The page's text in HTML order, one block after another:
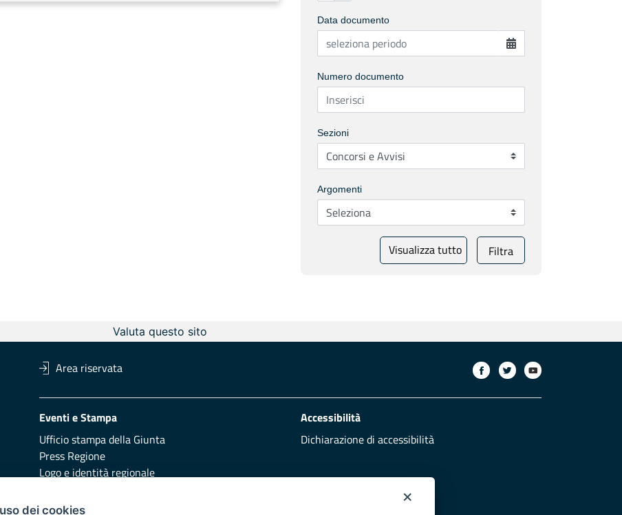
Data documento
Numero documento
Sezioni
Argomenti
Visualizza tutto Filtra
Valuta questo sito
Area riservata
Eventi e Stampa
Ufficio stampa della Giunta
Press Regione
Logo e identità regionale
Accessibilità
Dichiarazione di accessibilità
Redazione
×
dei cookies